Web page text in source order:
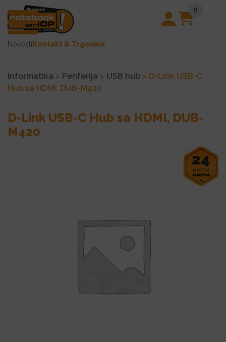
0
Novosti Kontakt & Trgovina
Informatika > Periferija > USB hub > D-Link USB-C
Hub sa HDMI, DUB-M420
D-Link USB-C Hub sa HDMI, DUB-
M420
24